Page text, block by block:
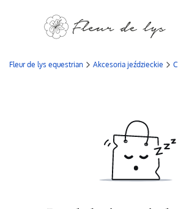
Fleur de lys equestrian Akcesoria jeździeckie